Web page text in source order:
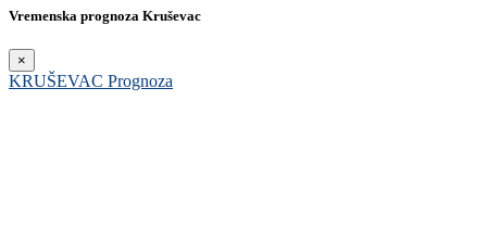
Vremenska prognoza Kruševac
×
KRUŠEVAC Prognoza